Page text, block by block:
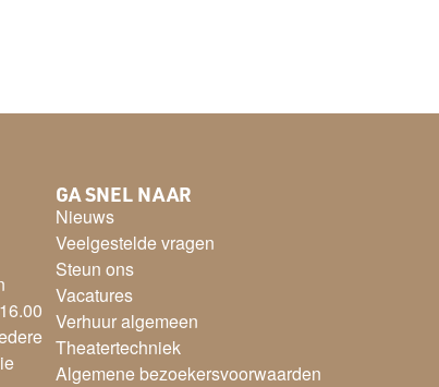
GA SNEL NAAR
Nieuws
Veelgestelde vragen
Steun ons
Vacatures
Verhuur algemeen
Theatertechniek
Algemene bezoekersvoorwaarden